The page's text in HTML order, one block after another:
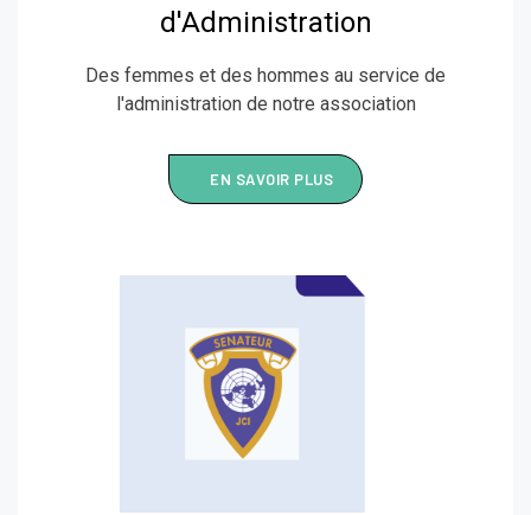
d'Administration
Des femmes et des hommes au service de
l'administration de notre association
EN SAVOIR PLUS